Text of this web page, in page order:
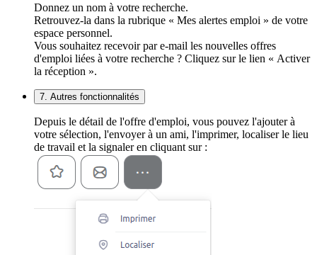
Donnez un nom à votre recherche.
Retrouvez-la dans la rubrique « Mes alertes emploi » de votre
espace personnel.
Vous souhaitez recevoir par e-mail les nouvelles offres
d'emploi liées à votre recherche ? Cliquez sur le lien « Activer
la réception ».
7. Autres fonctionnalités
Depuis le détail de l'offre d'emploi, vous pouvez l'ajouter à
votre sélection, l'envoyer à un ami, l'imprimer, localiser le lieu
de travail et la signaler en cliquant sur :